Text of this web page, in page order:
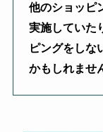
他のショッピ
実施していた
ピングをしな
かもしれませ